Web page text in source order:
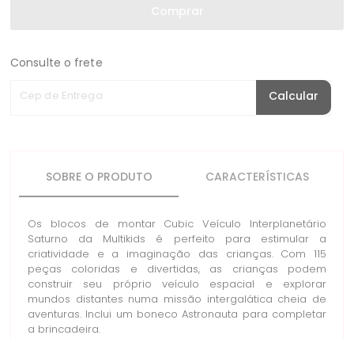
Consulte o frete
Cep de Entrega Calcular
SOBRE O PRODUTO CARACTERÍSTICAS
Os blocos de montar Cubic Veículo Interplanetário
Saturno da Multikids é perfeito para estimular a
criatividade e a imaginação das crianças. Com 115
peças coloridas e divertidas, as crianças podem
construir seu próprio veículo espacial e explorar
mundos distantes numa missão intergalática cheia de
aventuras. Inclui um boneco Astronauta para completar
a brincadeira.